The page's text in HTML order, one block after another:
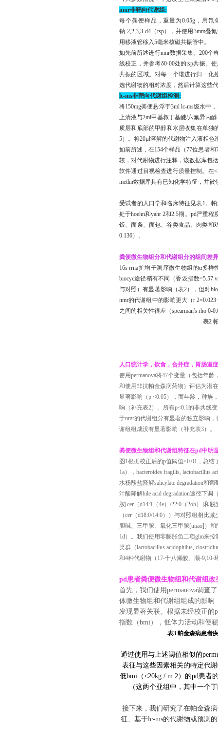
nmr非靶向代谢组:
每个粪便样品，重量为0.05g，用氘
钠-2,2,3,3-d4（tsp），并使用3mm叠
用移液管移入5毫米核磁共振管中。
如先前所述进行nmr数据采集。200个
线校正，并参考δ0·00处的tsp共振。
共振的区域。对每一个谱进行归一化
选代谢物的相对浓度，然后计算这些
lc-ms非靶向代谢组检测:
将150mg粪便悬浮于3ml lc-ms级水中
上清液与2ml甲基叔丁基醚/六氟异丙
质层和底部的甲醇和水层收集在单独
5）。将20µl溶解的代谢物注入液相色
如前所述，在154个样品（77位患者
较，对代谢物进行注释，该数据库包
软件通过目视检查进行质量控制。在
metlin数据库具有已知化学特征，并被
受试者的人口学和临床特征见表1。
处于hoehn和yahr 2和2.5期。pd严重
饭、面条、面包、谷类食品、肉类和
0.136）。
粪便微生物组分和代谢组分的组间差异
16s rrna扩增子测序微生物组的α多
biocyc途径稍有不同（香农指数=5.57
与对照）有显著影响（表2），但对
nmr的代谢组中的影响更大（r
之间的相关性很差（spearman's rho 0-
表2
人口统计学，饮食，合并症，胃肠道
使用permanova将47个变量（包括年
和使用非抗帕金森病药物）评估为潜
显著影响（p <0.05），而年龄，种族
响（补充表2）。所有p<0.1的非共线
于nmr的代谢组分有显著的独立影响
谢组组成没有显著影响（补充表3）。
粪便微生物组和代谢组特征在pd中明
图1根据校正后的p值阈值<0.01，总
1a），bacteroides fragilis, lactobacillus
水杨酸盐降解salicylate degradation和
汁酸降解bile acid degradation途径下
胺[cer（d14:1（4e）/22:0（2oh）]和
（cer（d18:0/14:0））与对照组相比
胆碱、三甲胺、氧化三甲胺[tmao]）
1d）。我们使用零膨胀负二项glm来
类群（lactobacillus acidophilus,
和4种代谢物（17-十八烯酸、顺-
pd患者粪便微生物组和代谢组改
首先，我们使用permanova调查了
体微生物组和代谢组组成的影响
发现显著关联。根据未经校正的
指数（bmi），低体力活动和便
表3 帕金森病患者
通过使用与上述阈值相似的
表征与这些因素相关的特定代
低bmi （<20kg / m 2）的pd患者
（这两个亚组中，其中一个
接下来，我们研究了在帕金森
征、基于lc-ms的代谢物或预测